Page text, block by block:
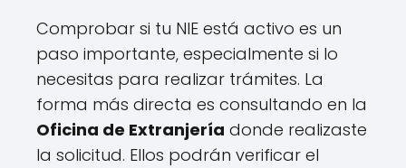
Comprobar si tu NIE está activo es un
paso importante, especialmente si lo
necesitas para realizar trámites. La
forma más directa es consultando en la
Oficina de Extranjería donde realizaste
la solicitud. Ellos podrán verificar el